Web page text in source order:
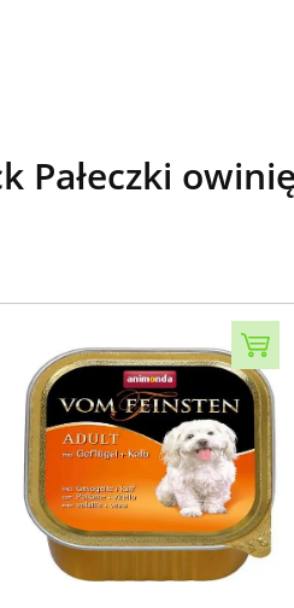
Pałeczki